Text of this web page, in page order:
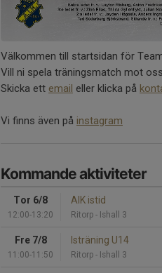
Välkommen till startsidan för
Vill ni spela träningsmatch mot
Skicka ett email eller klicka på
Vi finns även på instagram
Kommande aktiviteter
Tor 6/8
12:00-13:20
AIK istid
Ritorp - Ishall 3
Fre 7/8
11:00-11:50
Isträning U14
Ritorp - Ishall 3